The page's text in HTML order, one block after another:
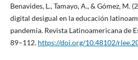
Benavides, L., Tamayo, A., & Gómez, M.
digital desigual en la educación
pandemia. Revista Latinoamericana de
89–112. https://doi.org/10.48102/